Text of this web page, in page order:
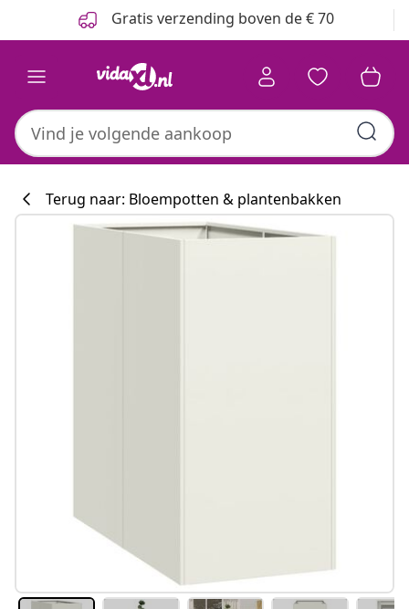
Gratis verzending boven de € 70
Terug naar: Bloempotten & plantenbakken